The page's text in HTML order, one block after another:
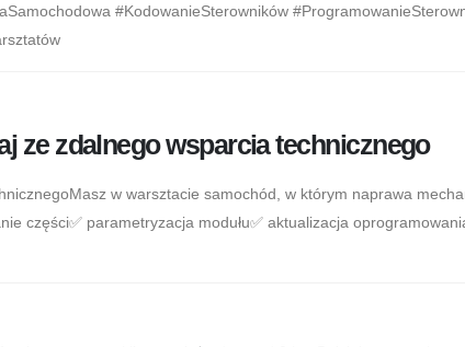
#KodowanieSterowników
ze zdalnego wsparcia technicznego
w warsztacie samochód, w którym naprawa
części✅ parametryzacja modułu✅ aktualizacja